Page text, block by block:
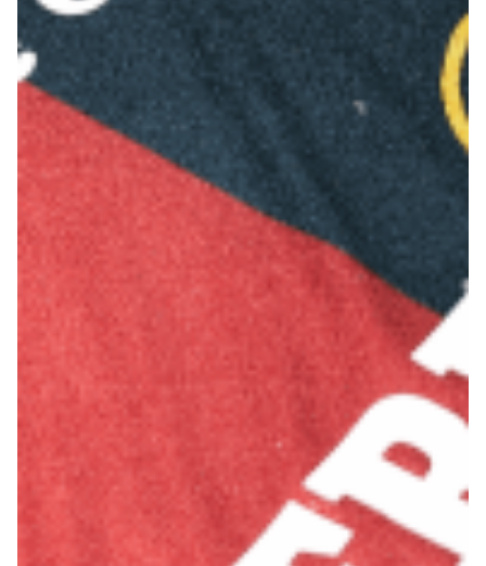
Summer Sale
Mare
Accessori
Outlet
Helan x Genoa
Isolani x Genoa
Gift Card Online Store